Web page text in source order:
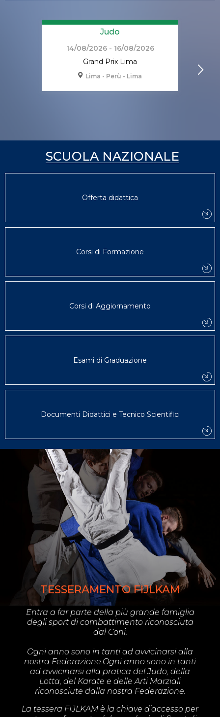
Judo
14/08/2026 - 16/08/2026
Grand Prix Lima
Lima - Perù - Lima
SCUOLA NAZIONALE
Offerta didattica
Corsi di Formazione
Corsi di Aggiornamento
Esami di Graduazione
Documenti Didattici e Tecnico Scientifici
TESSERAMENTO FIJLKAM
Entra a far parte della più grande famiglia
degli sport di combattimento riconosciuta
dal Coni.
Ogni anno sono in tanti ad avvicinarsi alla
nostra Federazione.Ogni anno sono in tanti
ad avvicinarsi alla pratica del Judo, della
Lotta, del Karate e delle Arti Marziali
riconosciute dalla nostra Federazione.
La tessera FIJLKAM è la chiave d’accesso per